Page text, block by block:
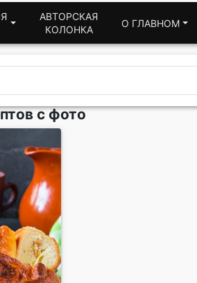
АВТОРСКАЯ
КОЛОНКА
О ГЛАВНОМ
с фото